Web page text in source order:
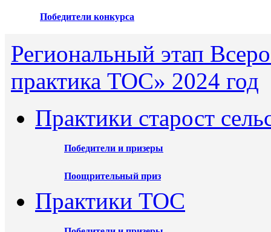
Победители конкурса
Региональный этап
практика ТОС» 2024 год
Практики старост
Победители и призеры
Поощрительный приз
Практики ТОС